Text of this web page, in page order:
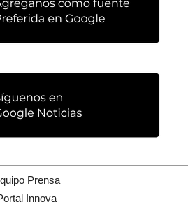
Prensa
Innova